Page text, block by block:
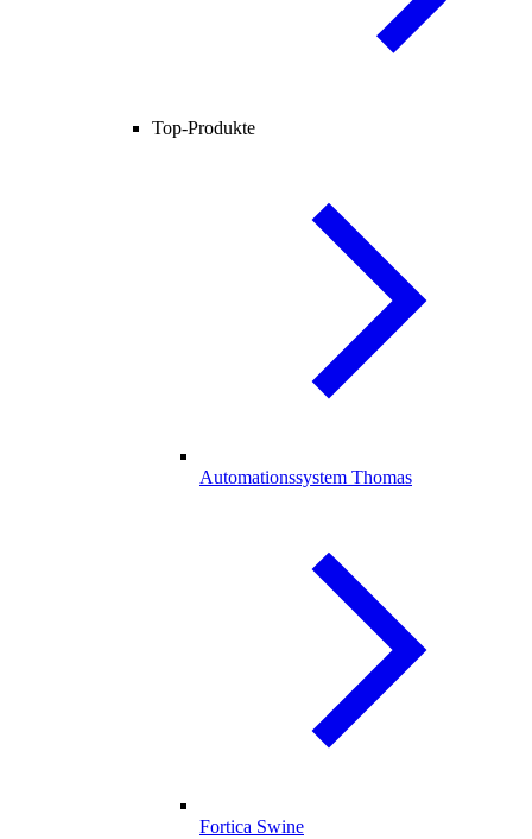
Top-Produkte
Automationssystem Thomas
Fortica Swine